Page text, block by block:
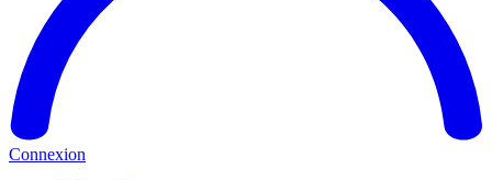
Connexion